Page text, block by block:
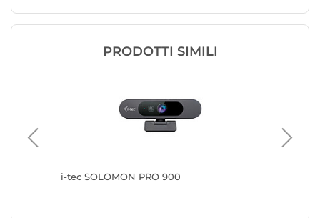
PRODOTTI SIMILI
i-tec SOLOMON PRO 900